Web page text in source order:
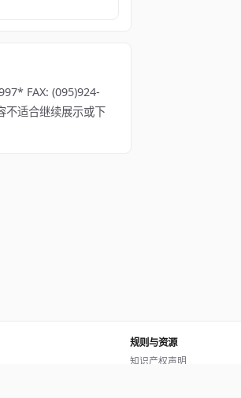
FAX: (095)924-
适合继续展示或下
规则与资源
知识产权声明